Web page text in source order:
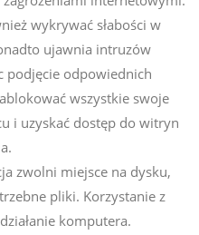
wykrywać słabości w
ujawnia intruzów
podjęcie odpowiednich
wszystkie swoje
i uzyskać dostęp do witryn
zwolni miejsce na dysku,
pliki. Korzystanie z
komputera.